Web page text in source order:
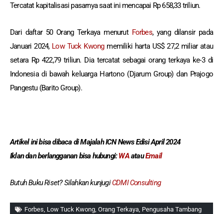
Tercatat kapitalisasi pasarnya saat ini mencapai Rp 658,33 triliun.
Dari daftar 50 Orang Terkaya menurut Forbes, yang dilansir pada
Januari 2024, Low Tuck Kwongmemiliki harta US$ 27,2 miliar atau
setara Rp 422,79 triliun. Dia tercatat sebagai orang terkaya ke-3 di
Indonesia di bawah keluarga Hartono (Djarum Group) dan Prajogo
Pangestu (Barito Group).
Artikel ini bisa dibacadi Majalah ICN News Edisi April 2024
Iklan dan berlanggananbisa hubungi:WAatauEmail
Butuh Buku Riset? Silahkan kunjugiCDMI Consulting
Forbes, Low Tuck Kwong, Orang Terkaya, Pengusaha Tambang